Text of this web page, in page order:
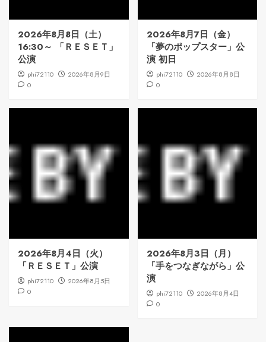
2026年8月8日（土）
16:30～ 「ＲＥＳＥＴ」
公演
phi72110
2026年8月9日
0
2026年8月7日（金）
「夢のポップスター」公
演 初日
phi72110
2026年8月8日
0
2026年8月4日（火）
「ＲＥＳＥＴ」公演
phi72110
2026年8月5日
0
2026年8月3日（月）
「手をつなぎながら」公
演
phi72110
2026年8月4日
0